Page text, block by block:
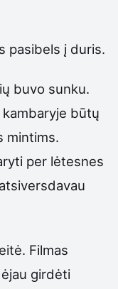
pasibels į duris.
buvo sunku.
būtų
mintims.
per lėtesnes
Filmas
girdėti